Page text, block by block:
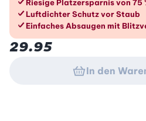
Die Vorteile im
Riesige Platzersparnis von 75
Luftdichter Schutz vor Staub
Einfaches Absaugen mit
29.95
In den